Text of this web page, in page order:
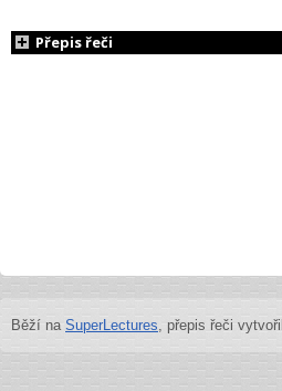
Přepis řeči
Běží na SuperLectures, přepis řeči vytvořil